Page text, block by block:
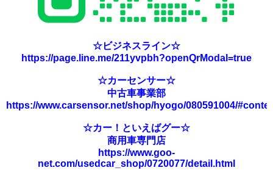
☆ビジネスライン☆
https://page.line.me/211yvpbh?openQrModal=true
☆カーセンサー☆
中古車事業部
https://www.carsensor.net/shop/hyogo/080591004/
☆カー！といえばグー☆
商用車専門店
https://www.goo-
net.com/usedcar_shop/0720077/detail.html